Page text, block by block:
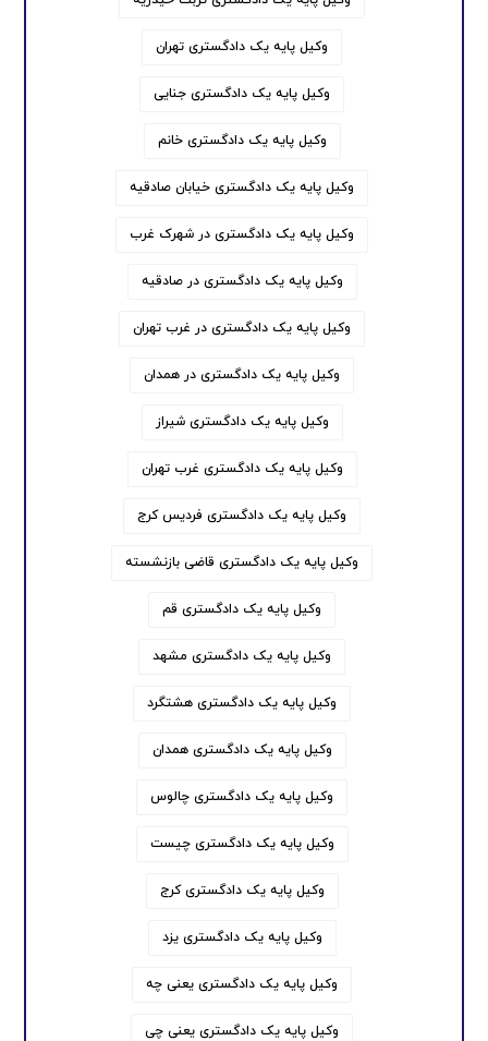
وکیل پایه یک دادگستری تهران
وکیل پایه یک دادگستری جنایی
وکیل پایه یک دادگستری خانم
وکیل پایه یک دادگستری خیابان صادقیه
وکیل پایه یک دادگستری در شهرک غرب
وکیل پایه یک دادگستری در صادقیه
وکیل پایه یک دادگستری در غرب تهران
وکیل پایه یک دادگستری در همدان
وکیل پایه یک دادگستری شیراز
وکیل پایه یک دادگستری غرب تهران
وکیل پایه یک دادگستری فردیس کرج
وکیل پایه یک دادگستری قاضی بازنشسته
وکیل پایه یک دادگستری قم
وکیل پایه یک دادگستری مشهد
وکیل پایه یک دادگستری هشتگرد
وکیل پایه یک دادگستری همدان
وکیل پایه یک دادگستری چالوس
وکیل پایه یک دادگستری چیست
وکیل پایه یک دادگستری کرج
وکیل پایه یک دادگستری یزد
وکیل پایه یک دادگستری یعنی چه
وکیل پایه یک دادگستری یعنی چی